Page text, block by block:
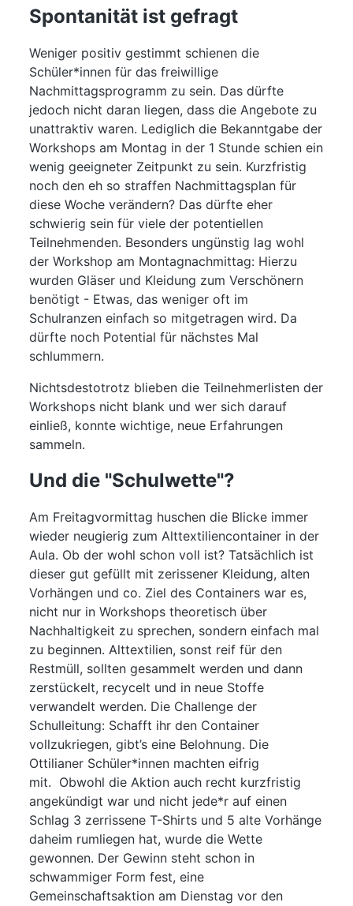
Spontanität ist gefragt
Weniger positiv gestimmt schienen die
Schüler*innen für das freiwillige
Nachmittagsprogramm zu sein. Das dürfte
jedoch nicht daran liegen, dass die Angebote zu
unattraktiv waren. Lediglich die Bekanntgabe der
Workshops am Montag in der 1 Stunde schien ein
wenig geeigneter Zeitpunkt zu sein. Kurzfristig
noch den eh so straffen Nachmittagsplan für
diese Woche verändern? Das dürfte eher
schwierig sein für viele der potentiellen
Teilnehmenden. Besonders ungünstig lag wohl
der Workshop am Montagnachmittag: Hierzu
wurden Gläser und Kleidung zum Verschönern
benötigt - Etwas, das weniger oft im
Schulranzen einfach so mitgetragen wird. Da
dürfte noch Potential für nächstes Mal
schlummern.
Nichtsdestotrotz blieben die Teilnehmerlisten der
Workshops nicht blank und wer sich darauf
einließ, konnte wichtige, neue Erfahrungen
sammeln.
Und die "Schulwette"?
Am Freitagvormittag huschen die Blicke immer
wieder neugierig zum Alttextiliencontainer in der
Aula. Ob der wohl schon voll ist? Tatsächlich ist
dieser gut gefüllt mit zerissener Kleidung, alten
Vorhängen und co. Ziel des Containers war es,
nicht nur in Workshops theoretisch über
Nachhaltigkeit zu sprechen, sondern einfach mal
zu beginnen. Alttextilien, sonst reif für den
Restmüll, sollten gesammelt werden und dann
zerstückelt, recycelt und in neue Stoffe
verwandelt werden. Die Challenge der
Schulleitung: Schafft ihr den Container
vollzukriegen, gibt’s eine Belohnung. Die
Ottilianer Schüler*innen machten eifrig
mit. Obwohl die Aktion auch recht kurzfristig
angekündigt war und nicht jede*r auf einen
Schlag 3 zerrissene T-Shirts und 5 alte Vorhänge
daheim rumliegen hat, wurde die Wette
gewonnen. Der Gewinn steht schon in
schwammiger Form fest, eine
Gemeinschaftsaktion am Dienstag vor den